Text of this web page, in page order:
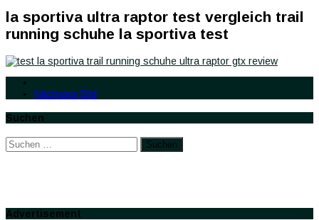
la sportiva ultra raptor test vergleich trail
running schuhe la sportiva test
Nächstes Bild
Suchen
Suchen
nach:
Advertisement